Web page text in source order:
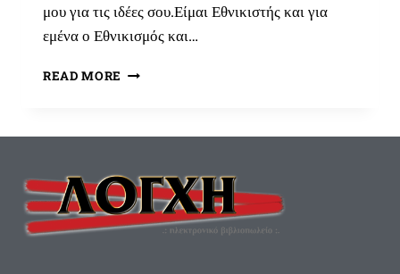
μου για τις ιδέες σου.Είμαι Εθνικιστής και για
εμένα ο Εθνικισμός και…
READ MORE «Ο
ΜΕ
ΤΟΝ
ΚΩΝΣΤΑΝΤΊΝΟ